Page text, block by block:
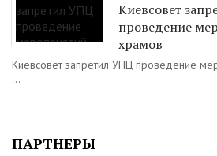
Киевсовет
проведение
храмов
Киевсовет запретил УПЦ проведение
...
ПАРТНЕРЫ